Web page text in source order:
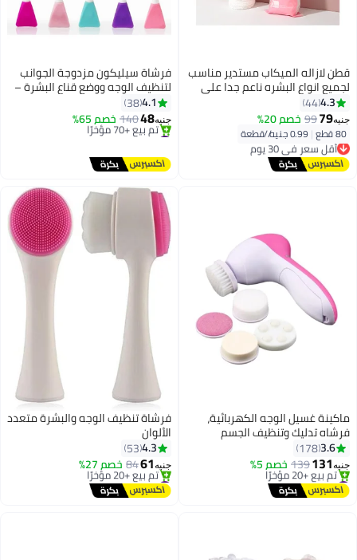
قطن لازاله الميكاب مستدير مناسب
لجميع انواع البشره ناعم جدا علي
بشرتك خالية من الوبر وسادات ازالة
مكياج ناعمة متعددة الطبقات،
لازالة طلاء الاظافر80 قطعه.
4.3
44
جنيه79
99 خصم 20%
80 قطع |
أقل سعر في 30 يوم
توصيل مجاني
أقل سعر في 30 يوم
فرشاة سيليكون مزدوجة الجوانب
لتنظيف الوجه ووضع قناع البشرة –
فرشاة يدوية مرنة للعناية بالبشرة
(قطعة واحدة)-قد يختلف اللون
4.1
38
جنيه48
140 خصم 65%
#1 في فرش تنظيف البشرة
توصيل مجاني
تم بيع +70 مؤخرًا
#1 في فرش تنظيف البشرة
ماكينة غسيل الوجه الكهربائية،
فرشاه تدليك وتنظيف الجسم
لتنظيف مسام الوجه أبيض/ وردي
13x7x4سم
3.6
178
جنيه131
139 خصم 5%
#4 في فرش تنظيف البشرة
توصيل مجاني
تم بيع +20 مؤخرًا
فرشاة تنظيف الوجه والبشرة متعدد
الألوان
4.3
53
جنيه61
84 خصم 27%
#2 في فرش تنظيف البشرة
توصيل مجاني
تم بيع +20 مؤخرًا